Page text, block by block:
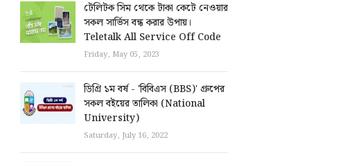
টেলিটক সিম থেকে টাকা কেটে নেওয়ার
সকল সার্ভিস বন্ধ করার উপায়।
Teletalk All Service Off Code
Friday, May 05, 2023
ডিগ্রি ১ম বর্ষ - 'বিবিএস (BBS)' গ্রুপের
সকল বইয়ের তালিকা (National
University)
Saturday, July 16, 2022